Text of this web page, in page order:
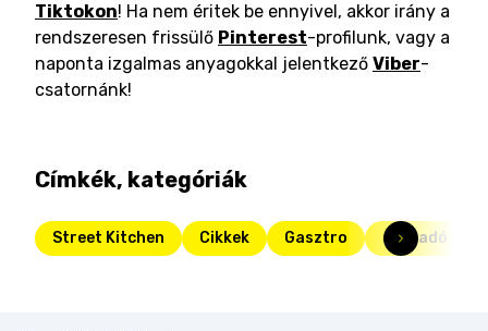
Tiktokon! Ha nem éritek be ennyivel, akkor irány a
rendszeresen frissülő Pinterest-profilunk, vagy a
naponta izgalmas anyagokkal jelentkező Viber-
csatornánk!
Címkék, kategóriák
Street Kitchen Cikkek Gasztro díjátadó